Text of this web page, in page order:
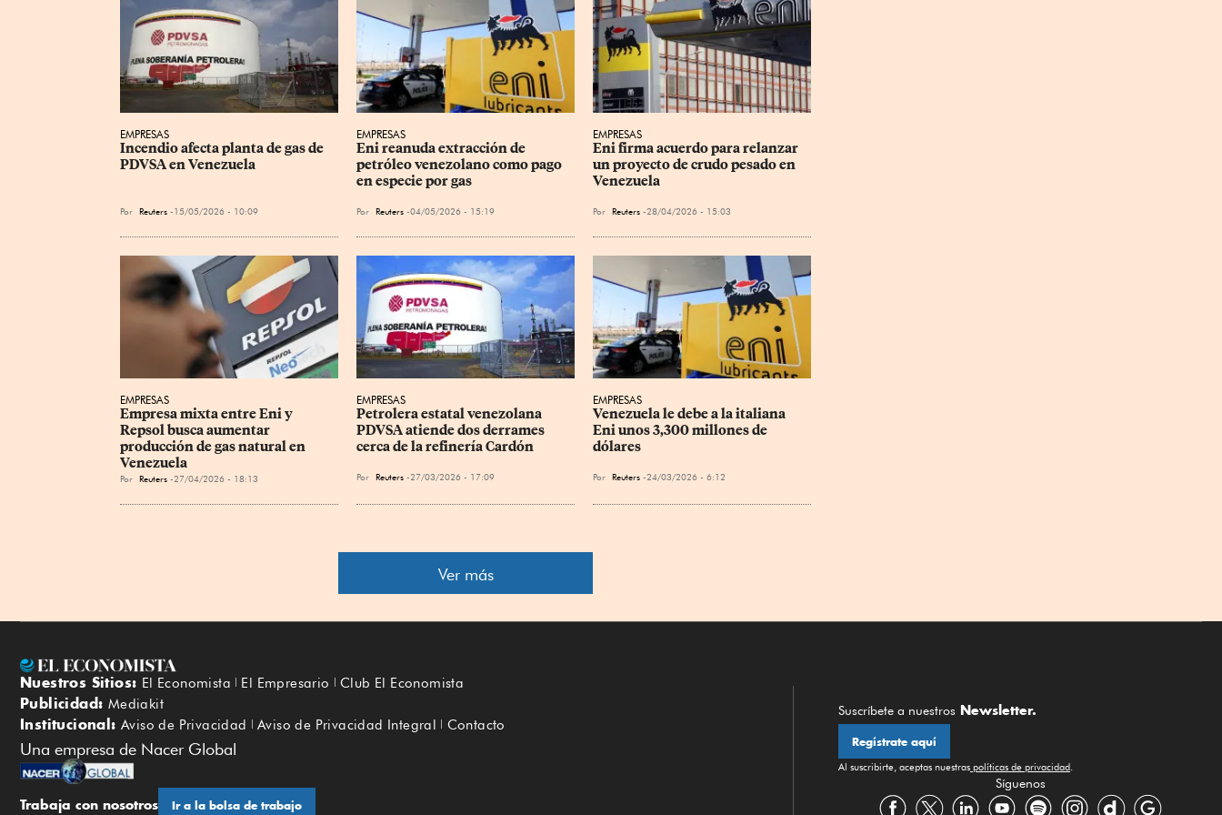
EMPRESAS
Incendio afecta planta de gas de
PDVSA en Venezuela
Por Reuters 15/05/2026 - 10:09
EMPRESAS
Eni reanuda extracción de
petróleo venezolano como pago
en especie por gas
Por Reuters 04/05/2026 - 15:19
EMPRESAS
Eni firma acuerdo para relanzar
un proyecto de crudo pesado en
Venezuela
Por Reuters 28/04/2026 - 15:03
EMPRESAS
Empresa mixta entre ⁠Eni y
Repsol busca aumentar
producción de gas natural en
Venezuela
Por Reuters 27/04/2026 - 18:13
EMPRESAS
Petrolera estatal venezolana
PDVSA atiende dos derrames
cerca de la refinería Cardón
Por Reuters 27/03/2026 - 17:09
EMPRESAS
Venezuela le debe a la italiana
Eni unos 3,300 millones de
dólares
Por Reuters 24/03/2026 - 6:12
Ver más
Nuestros Sitios: El Economista El Empresario Club El Economista
Publicidad: Mediakit
Institucional: Aviso de Privacidad Aviso de Privacidad Integral Contacto
Una empresa de Nacer Global
Trabaja con nosotros Ir a la bolsa de trabajo
Suscríbete a nuestros Newsletter.
Regístrate aquí
Al suscribirte, aceptas nuestras políticas de privacidad
Síguenos